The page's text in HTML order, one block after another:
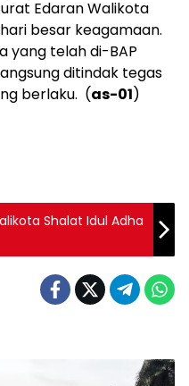
Edaran Walikota
besar keagamaan.
yang telah di-BAP
ditindak tegas
berlaku. (as-01)
Shalat Idul Adha